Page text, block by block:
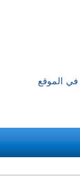
الموقع